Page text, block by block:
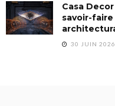
Casa
savoir-
30 JUIN 2026